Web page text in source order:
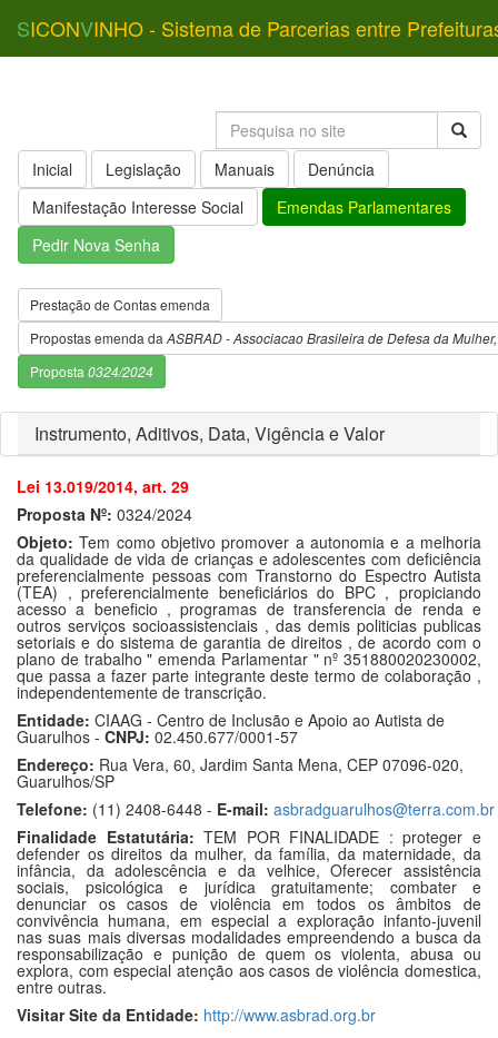
SICONVINHO - Sistema de Parcerias entre
Inicial Legislação Manuais
Denúncia
Manifestação Interesse Social
Emendas Parlamentares
Pedir Nova Senha
Prestação de Contas emenda
Propostas emenda da ASBRAD - Associacao Brasileira de Defesa da
Proposta 0324/2024
Instrumento, Aditivos, Data, Vigência e Valor
Lei 13.019/2014, art. 29
Proposta Nº: 0324/2024
Objeto: Tem como objetivo promover a autonomia e a melhoria
da qualidade de vida de crianças e adolescentes com deficiência
preferencialmente pessoas com Transtorno do Espectro Autista
(TEA) , preferencialmente beneficiários do BPC , propiciando
acesso a beneficio , programas de transferencia de renda e
outros serviços socioassistenciais , das demis politicias publicas
setoriais e do sistema de garantia de direitos , de acordo com o
plano de trabalho " emenda Parlamentar " nº 351880020230002,
que passa a fazer parte integrante deste termo de colaboração ,
independentemente de transcrição.
Entidade: CIAAG - Centro de Inclusão e Apoio ao Autista de
Guarulhos - CNPJ: 02.450.677/0001-57
Endereço: Rua Vera, 60, Jardim Santa Mena, CEP 07096-020,
Guarulhos/SP
Telefone: (11) 2408-6448 - E-mail: asbradguarulhos@terra.com.br
Finalidade Estatutária: TEM POR FINALIDADE : proteger e
defender os direitos da mulher, da família, da maternidade, da
infância, da adolescência e da velhice, Oferecer assistência
sociais, psicológica e jurídica gratuitamente; combater e
denunciar os casos de violência em todos os âmbitos de
convivência humana, em especial a exploração infanto-juvenil
nas suas mais diversas modalidades empreendendo a busca da
responsabilização e punição de quem os violenta, abusa ou
explora, com especial atenção aos casos de violência domestica,
entre outras.
Visitar Site da Entidade: http://www.asbrad.org.br